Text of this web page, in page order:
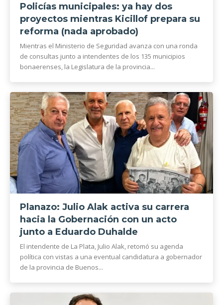
Policías municipales: ya hay dos
proyectos mientras Kicillof prepara su
reforma (nada aprobado)
Mientras el Ministerio de Seguridad avanza con una ronda
de consultas junto a intendentes de los 135 municipios
bonaerenses, la Legislatura de la provincia...
Planazo: Julio Alak activa su carrera
hacia la Gobernación con un acto
junto a Eduardo Duhalde
El intendente de La Plata, Julio Alak, retomó su agenda
política con vistas a una eventual candidatura a gobernador
de la provincia de Buenos...